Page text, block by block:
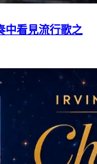
中看見流行歌之